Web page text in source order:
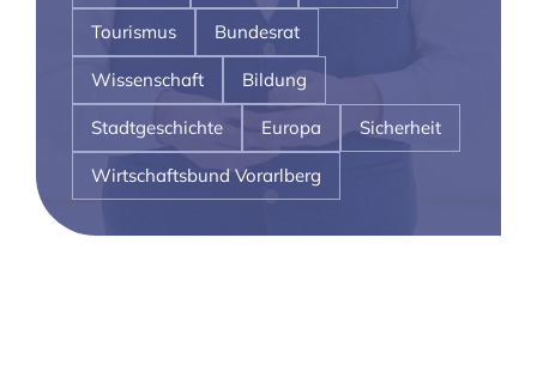
Tourismus Bundesrat
Wissenschaft Bildung
Stadtgeschichte Europa Sicherheit
Wirtschaftsbund Vorarlberg